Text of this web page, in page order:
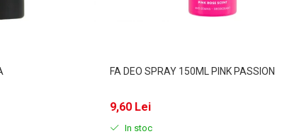
FA DEO SPRAY 150ML PINK PASSION
9,60 Lei
In stoc